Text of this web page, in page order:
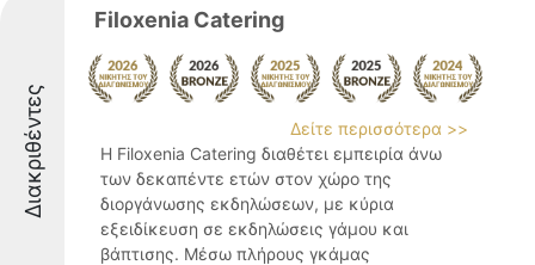
Διακριθέντες
Filoxenia Catering
Δείτε περισσότερα >>
Η Filoxenia Catering διαθέτει εμπειρία άνω
των δεκαπέντε ετών στον χώρο της
διοργάνωσης εκδηλώσεων, με κύρια
εξειδίκευση σε εκδηλώσεις γάμου και
βάπτισης. Μέσω πλήρους γκάμας